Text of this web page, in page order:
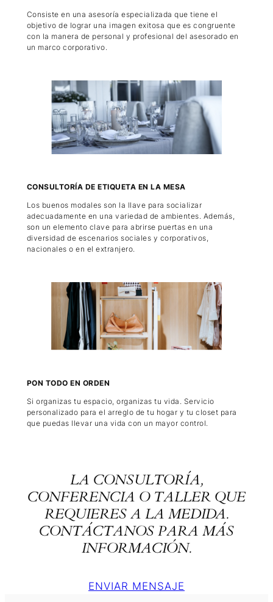
Consiste en una asesoría especializada que tiene el
objetivo de lograr una imagen exitosa que es congruente
con la manera de personal y profesional del asesorado en
un marco corporativo.
CONSULTORÍA DE ETIQUETA EN LA MESA
Los buenos modales son la llave para socializar
adecuadamente en una variedad de ambientes. Además,
son un elemento clave para abrirse puertas en una
diversidad de escenarios sociales y corporativos,
nacionales o en el extranjero.
PON TODO EN ORDEN
Si organizas tu espacio, organizas tu vida. Servicio
personalizado para el arreglo de tu hogar y tu closet para
que puedas llevar una vida con un mayor control.
LA CONSULTORÍA,
CONFERENCIA O TALLER QUE
REQUIERES A LA MEDIDA.
CONTÁCTANOS PARA MÁS
INFORMACIÓN.
ENVIAR MENSAJE